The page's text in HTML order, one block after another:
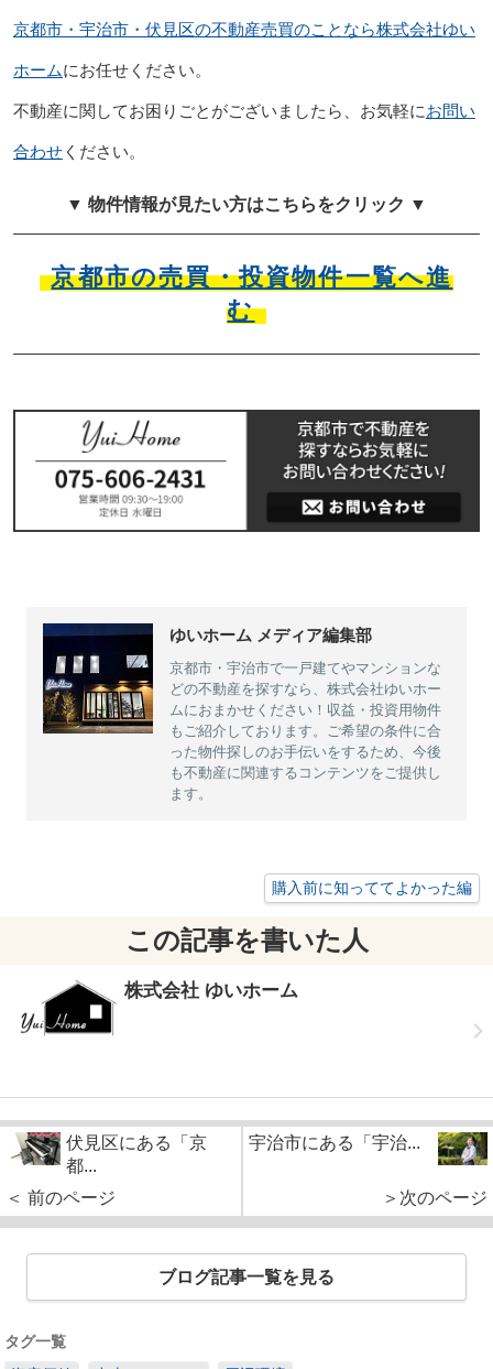
京都市・宇治市・伏見区の不動産売買のことなら株式会社ゆい
ホームにお任せください。
不動産に関してお困りごとがございましたら、お気軽にお問い
合わせください。
▼ 物件情報が見たい方はこちらをクリック ▼
京都市の売買・投資物件一覧へ進
む
ゆいホーム メディア編集部
京都市・宇治市で一戸建てやマンションな
どの不動産を探すなら、株式会社ゆいホー
ムにおまかせください！収益・投資用物件
もご紹介しております。ご希望の条件に合
った物件探しのお手伝いをするため、今後
も不動産に関連するコンテンツをご提供し
ます。
購入前に知っててよかった編
この記事を書いた人
株式会社 ゆいホーム
伏見区にある「京
都...
＜ 前のページ
宇治市にある「宇治...
＞次のページ
ブログ記事一覧を見る
タグ一覧